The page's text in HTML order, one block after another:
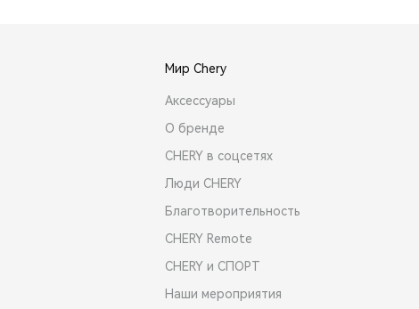
Мир Chery
Аксессуары
О бренде
CHERY в соцсетях
Люди CHERY
Благотворительность
CHERY Remote
CHERY и СПОРТ
Наши мероприятия